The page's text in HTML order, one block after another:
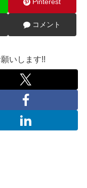
コメント
いします!!